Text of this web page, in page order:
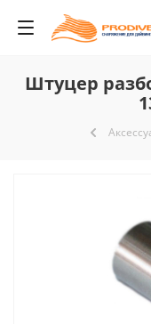
Штуцер